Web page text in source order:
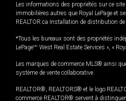
Les informations des propriétés sur ce
immobilières autres que Royal LePage et
REALTOR.ca Installation de distribution de
*Tous les bureaux sont des propriétés
LePageMD West Real Estate Services », «
Les marques de commerce MLS® ainsi
système de vente collaborative.
REALTOR®, REALTORS® et le logo
commerce REALTOR® servent à